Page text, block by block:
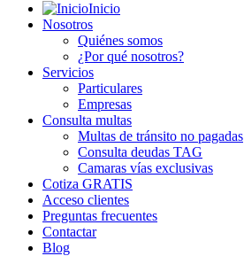
Inicio
Nosotros
Quiénes somos
¿Por qué nosotros?
Servicios
Particulares
Empresas
Consulta multas
Multas de tránsito no pagadas
Consulta deudas TAG
Camaras vías exclusivas
Cotiza GRATIS
Acceso clientes
Preguntas frecuentes
Contactar
Blog